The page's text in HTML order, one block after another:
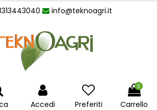
info@teknoagri.it
Accedi Preferiti
0
Carrello